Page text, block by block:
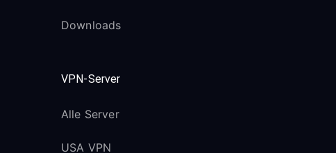
Downloads
VPN-Server
Alle Server
USA VPN